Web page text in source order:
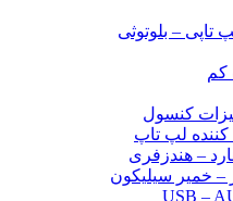
تاپی – بلوتوثی
کم
کنسول
کننده لپ تاپ
– هندزفری
– خمیر سیلیکون